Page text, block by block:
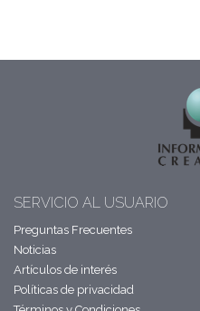
SERVICIO AL USUARIO
Preguntas Frecuentes
Noticias
Artículos de interés
Políticas de privacidad